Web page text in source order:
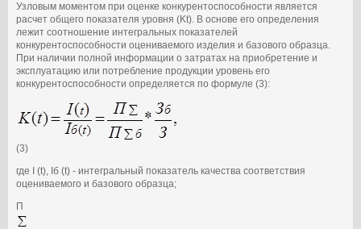
Узловым моментом при оценке конкурентоспособности является
расчет общего показателя уровня (Kt). В основе его определения
лежит соотношение интегральных показателей
конкурентоспособности оцениваемого изделия и базового образца.
При наличии полной информации о затратах на приобретение и
эксплуатацию или потребление продукции уровень его
конкурентоспособности определяется по формуле (3):
(3)
где I (t), Iб (t) - интегральный показатель качества соответствия
оцениваемого и базового образца;
П